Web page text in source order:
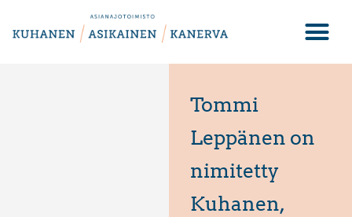
Tommi
Leppänen on
nimitetty
Kuhanen,